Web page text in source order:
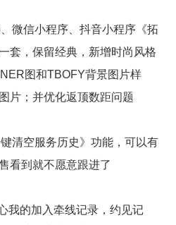
微信小程序、抖音小程序《拓
套，保留经典，新增时尚风格
图和TBOFY背景图片样
片；并优化返顶数距问题
清空服务历史》功能，可以有
看到就不愿意跟进了
我的加入牵线记录，约见记